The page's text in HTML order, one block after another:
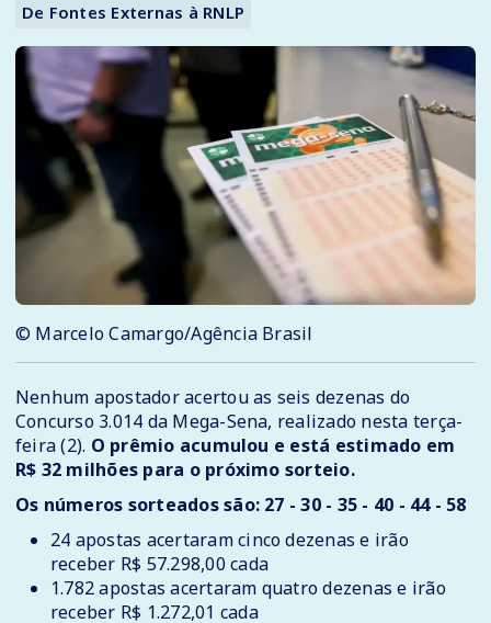
De Fontes Externas à RNLP
© Marcelo Camargo/Agência Brasil
Nenhum apostador acertou as seis dezenas do
Concurso 3.014 da Mega-Sena, realizado nesta terça-
feira (2). O prêmio acumulou e está estimado em
R$ 32 milhões para o próximo sorteio.
Os números sorteados são: 27 - 30 - 35 - 40 - 44 - 58
24 apostas acertaram cinco dezenas e irão
receber R$ 57.298,00 cada
1.782 apostas acertaram quatro dezenas e irão
receber R$ 1.272,01 cada